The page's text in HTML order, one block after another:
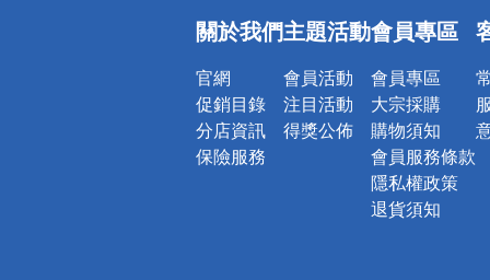
詐騙網頁！
關於我們
官網
促銷目錄
分店資訊
保險服務
主題活動
會員活動
注目活動
得獎公佈
會員專區
會員專區
大宗採購
購物須知
會員服務條款
隱私權政策
退貨須知